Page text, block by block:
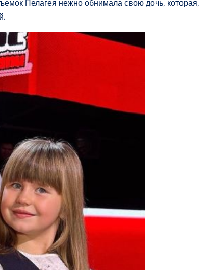
Пелагея нежно обнимала свою дочь, которая,